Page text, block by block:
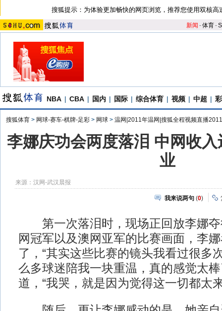
搜狐提示：为体验更加畅快的网页浏览，推荐您使用双核高
新闻 -体育-S
NBA | CBA | 国内 | 国际 | 综合体育 | 视频 | 中超 |
搜狐体育 > 网球-赛车-棋牌-足彩 > 网球 > 温网|2011年温网|搜狐全程视频直播
李娜庆功会两度落泪 中网收
业
来源： 汉网-武汉晨报
我来说两句 (0)
第一次落泪时，现场正回放李娜夺
网冠军以及澳网亚军的比赛画面，李
了，“其实这些比赛的镜头我看过很多
么多球迷陪我一块重温，真的感觉太
道，“我哭，就是因为觉得这一切都太